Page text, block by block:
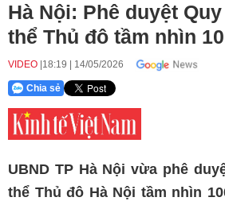
Hà Nội: Phê duyệt
thể Thủ đô tầm nhìn
VIDEO 18:19 14/05/2026
Chia sẻ
UBND TP Hà Nội vừa phê
thể Thủ đô Hà Nội tầm nhìn